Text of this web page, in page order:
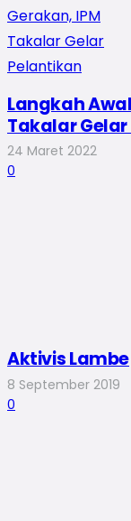
Langkah
Takalar
24 Maret 2022
0
Aktivis Lambe
8 September 2019
0